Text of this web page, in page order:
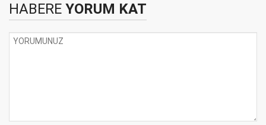
HABERE YORUM KAT